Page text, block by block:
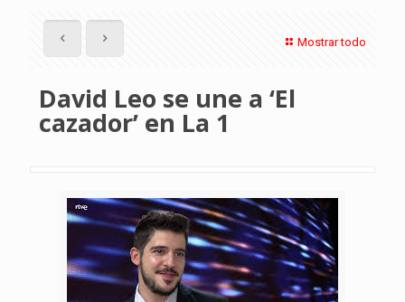
Mostrar todo
David Leo se une a ‘El
cazador’ en La 1